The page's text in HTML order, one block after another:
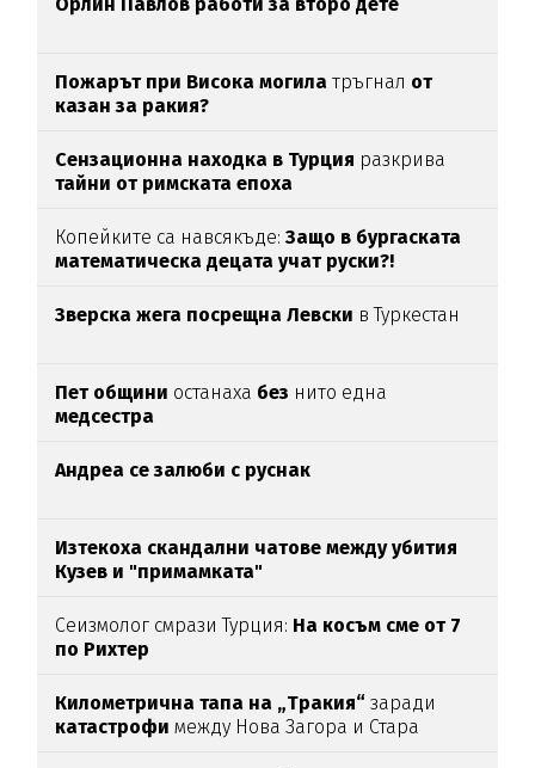
Орлин Павлов работи за второ дете
Пожарът при Висока могила тръгнал от
казан за ракия?
Сензационна находка в Турция разкрива
тайни от римската епоха
Копейките са навсякъде:Защо в бургаската
математическа децата учат руски?!
Зверска жега посрещна Левски в Туркестан
Пет общини останаха без нито една
медсестра
Андреа се залюби с руснак
Изтекоха скандални чатове между убития
Кузев и "примамката"
Сеизмолог смрази Турция: На косъм сме от 7
по Рихтер
Километрична тапа на „Тракия“ заради
катастрофи между Нова Загора и Стара